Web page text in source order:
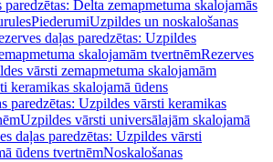
paredzētas: Delta zemapmetuma skalojamās
PiederumiUzpildes un noskalošanas
daļas paredzētas: Uzpildes
skalojamām tvertnēmRezerves
vārsti zemapmetuma skalojamām
keramikas skalojamā ūdens
paredzētas: Uzpildes vārsti keramikas
Uzpildes vārsti universālajām skalojamā
daļas paredzētas: Uzpildes vārsti
ūdens tvertnēmNoskalošanas